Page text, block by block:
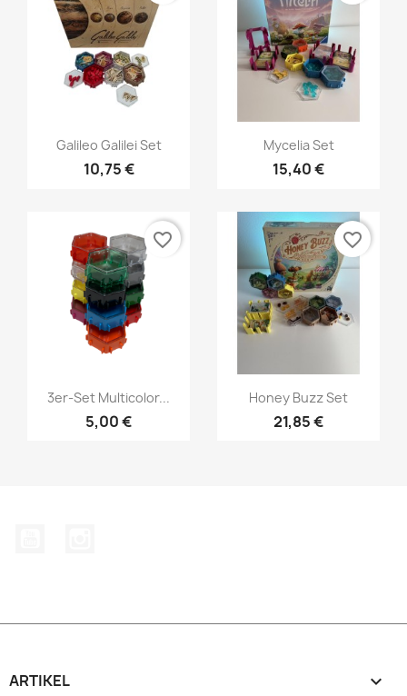
Vorschau
Galileo Galilei Set
10,75 €
Vorschau
Mycelia Set
15,40 €
Vorschau
3er-Set Multicolor...
5,00 €
favorite_border
Vorschau
Honey Buzz Set
21,85 €
favorite_border
ARTIKEL 